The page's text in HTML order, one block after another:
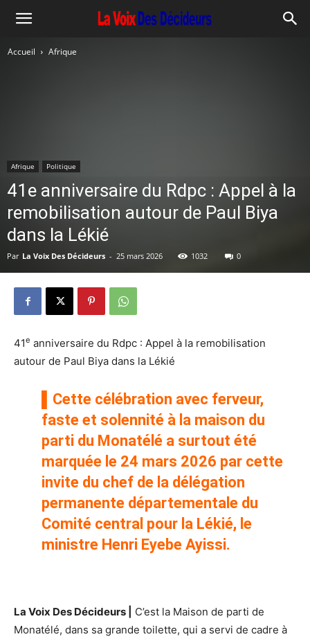
Accueil Afrique
Afrique Politique
41e anniversaire du Rdpc : Appel à la
remobilisation autour de Paul Biya
dans la Lékié
Par La Voix Des Décideurs - 25 mars 2026 1032 0
41e anniversaire du Rdpc : Appel à la remobilisation
autour de Paul Biya dans la Lékié
Cette célébration avec ferveur,
faste et solennité à la maison du
parti du Monatélé a surtout été
marquée le 24 mars 2026 par cette
invite du chef de la délégation
permanente départementale du
Comité central pour la Lékié, le
ministre Henri Eyebe Ayissi.
La Voix Des Décideurs
C’est la Maison de parti de
Monatélé, dans sa grande toilette, qui a servi de cadre à